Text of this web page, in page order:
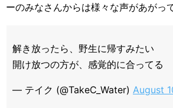
ーのみなさんからは様々な声があがっ
解き放ったら、野生に帰すみたい
開け放つの方が、感覚的に合ってる
— テイク (@TakeC_Water) August